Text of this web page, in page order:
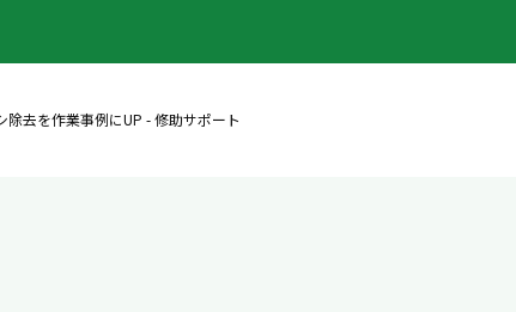
去を作業事例にUP - 修助サポート